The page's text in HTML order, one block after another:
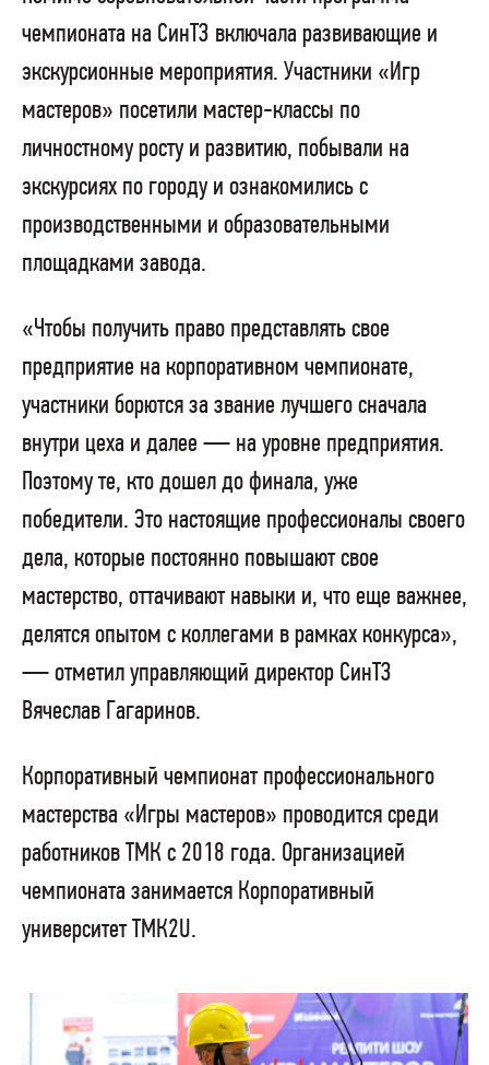
чемпионата на СинТЗ включала развивающие и
экскурсионные мероприятия. Участники «Игр
мастеров» посетили мастер-классы по
личностному росту и развитию, побывали на
экскурсиях по городу и ознакомились с
производственными и образовательными
площадками завода.
«Чтобы получить право представлять свое
предприятие на корпоративном чемпионате,
участники борются за звание лучшего сначала
внутри цеха и далее — на уровне предприятия.
Поэтому те, кто дошел до финала, уже
победители. Это настоящие профессионалы своего
дела, которые постоянно повышают свое
мастерство, оттачивают навыки и, что еще важнее,
делятся опытом с коллегами в рамках конкурса»,
— отметил управляющий директор СинТЗ
Вячеслав Гагаринов.
Корпоративный чемпионат профессионального
мастерства «Игры мастеров» проводится среди
работников ТМК с 2018 года. Организацией
чемпионата занимается Корпоративный
университет ТМК2U.